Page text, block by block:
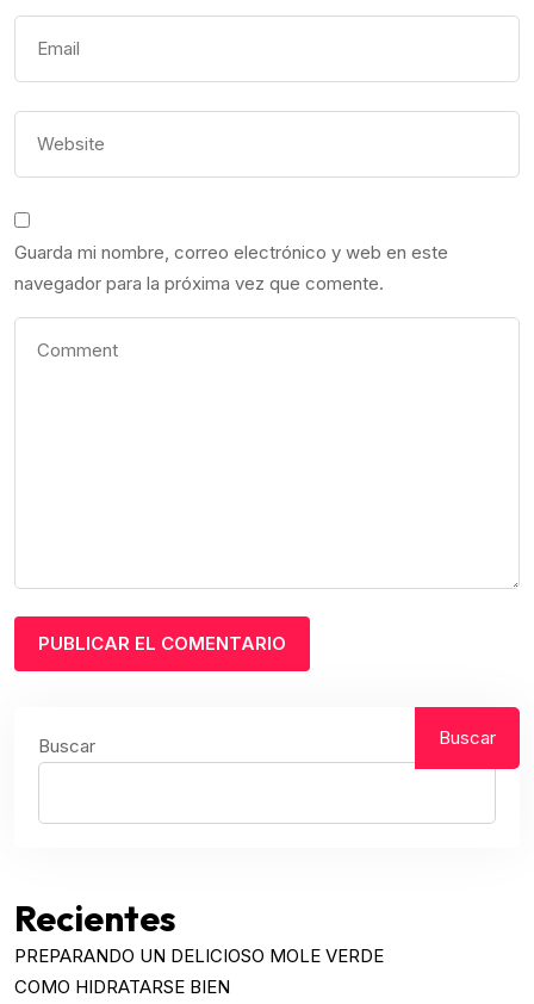
Guarda mi nombre, correo electrónico y web en este
navegador para la próxima vez que comente.
Buscar Buscar
Recientes
PREPARANDO UN DELICIOSO MOLE VERDE
COMO HIDRATARSE BIEN